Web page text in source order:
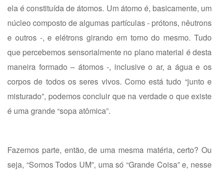
ela é constituída de átomos. Um átomo é, basicamente, um
núcleo composto de algumas partículas - prótons, nêutrons
e outros -, e elétrons girando em torno do mesmo. Tudo
que percebemos sensorialmente no plano material é desta
maneira formado – átomos -, inclusive o ar, a água e os
corpos de todos os seres vivos. Como está tudo “junto e
misturado”, podemos concluir que na verdade o que existe
é uma grande “sopa atômica”.
Fazemos parte, então, de uma mesma matéria, certo? Ou
seja, “Somos Todos UM”, uma só “Grande Coisa” e, nesse